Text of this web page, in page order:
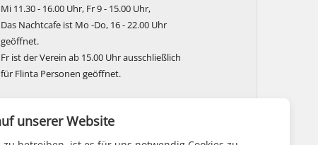
Mi 11.30 - 16.00 Uhr, Fr 9 - 15.00 Uhr,
Das Nachtcafe ist Mo -Do, 16 - 22.00 Uhr
geöffnet.
Fr ist der Verein ab 15.00 Uhr ausschließlich
für Flinta Personen geöffnet.
unserer Website